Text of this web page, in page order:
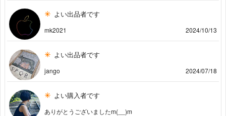
よい出品者です
mk2021 2024/10/13
よい出品者です
jango 2024/07/18
よい購入者です
ありがとうございましたm(__)m